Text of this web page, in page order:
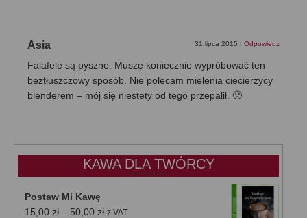
Asia 31 lipca 2015 | Odpowiedz
Falafele są pyszne. Muszę koniecznie wypróbować ten
beztłuszczowy sposób. Nie polecam mielenia ciecierzycy
blenderem – mój się niestety od tego przepalił. 🙁
KAWA DLA TWÓRCY
Postaw Mi Kawę
15,00 zł – 50,00 złZakres
z VAT